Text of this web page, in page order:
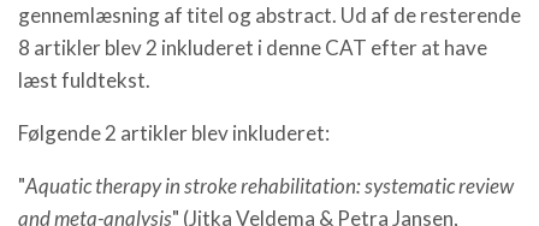
gennemlæsning af titel og abstract. Ud af de resterende
8 artikler blev 2 inkluderet i denne CAT efter at have
læst fuldtekst.
Følgende 2 artikler blev inkluderet:
"Aquatic therapy in stroke rehabilitation: systematic review
and meta-analysis" (Jitka Veldema & Petra Jansen,